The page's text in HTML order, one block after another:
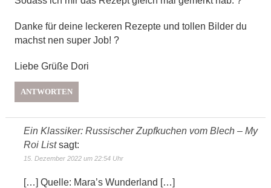
Danke für deine leckeren Rezepte und tollen Bilder du
machst nen super Job! ?
Liebe Grüße Dori
ANTWORTEN
Ein Klassiker: Russischer Zupfkuchen vom Blech – My
Roi List sagt:
15. Dezember 2022 um 22:54 Uhr
[…] Quelle: Mara’s Wunderland […]